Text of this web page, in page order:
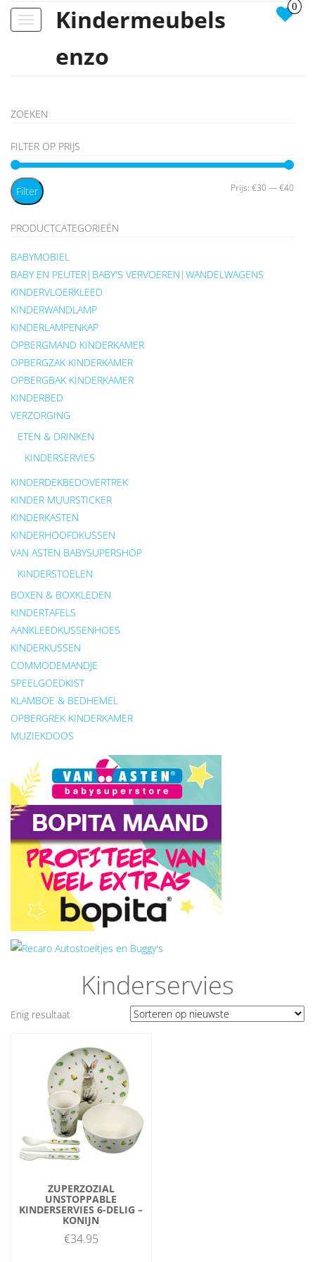
Toggle
Kindermeubels
enzo
0
ZOEKEN
FILTER OP PRIJS
Filter Prijs: €30 —€40
PRODUCTCATEGORIEËN
BABYMOBIEL
BABY EN PEUTER|BABY'S VERVOEREN|WANDELWAGENS
KINDERVLOERKLEED
KINDERWANDLAMP
KINDERLAMPENKAP
OPBERGMAND KINDERKAMER
OPBERGZAK KINDERKAMER
OPBERGBAK KINDERKAMER
KINDERBED
VERZORGING
ETEN & DRINKEN
KINDERSERVIES
KINDERDEKBEDOVERTREK
KINDER MUURSTICKER
KINDERKASTEN
KINDERHOOFDKUSSEN
VAN ASTEN BABYSUPERSHOP
KINDERSTOELEN
BOXEN & BOXKLEDEN
KINDERTAFELS
AANKLEEDKUSSENHOES
KINDERKUSSEN
COMMODEMANDJE
SPEELGOEDKIST
KLAMBOE & BEDHEMEL
OPBERGREK KINDERKAMER
MUZIEKDOOS
Kinderservies
Enig resultaat
ZUPERZOZIAL
UNSTOPPABLE
KINDERSERVIES 6-DELIG –
KONIJN
€34.95